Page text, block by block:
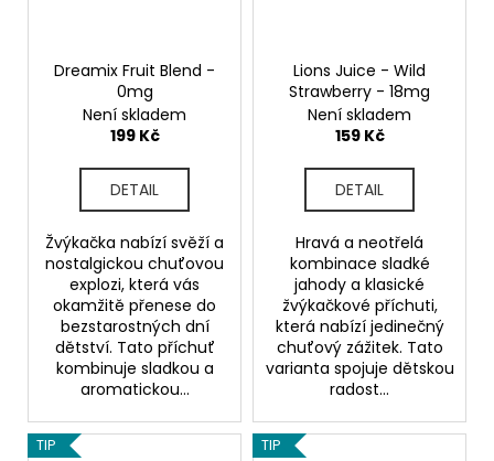
Dreamix Fruit Blend -
0mg
Není skladem
199 Kč
DETAIL
Žvýkačka nabízí svěží a
nostalgickou chuťovou
explozi, která vás
okamžitě přenese do
bezstarostných dní
dětství. Tato příchuť
kombinuje sladkou a
aromatickou...
Lions Juice - Wild
Strawberry - 18mg
Není skladem
159 Kč
DETAIL
Hravá a neotřelá
kombinace sladké
jahody a klasické
žvýkačkové příchuti,
která nabízí jedinečný
chuťový zážitek. Tato
varianta spojuje dětskou
radost...
TIP
TIP